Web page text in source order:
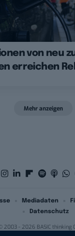
von neu
erreichen
Mehr anzeigen
2003 - 2026 BASIC thinking
Mediadaten
Datenschutz